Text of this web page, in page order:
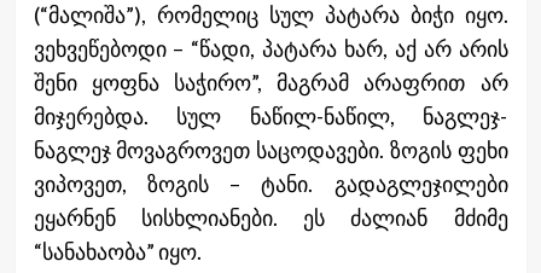
(“მალიშა”), რომელიც სულ პატარა ბიჭი იყო.
ვეხვეწებოდი – “წადი, პატარა ხარ, აქ არ არის
შენი ყოფნა საჭირო”, მაგრამ არაფრით არ
მიჯერებდა. სულ ნაწილ-ნაწილ, ნაგლეჯ-
ნაგლეჯ მოვაგროვეთ საცოდავები. ზოგის ფეხი
ვიპოვეთ, ზოგის – ტანი. გადაგლეჯილები
ეყარნენ სისხლიანები. ეს ძალიან მძიმე
“სანახაობა” იყო.